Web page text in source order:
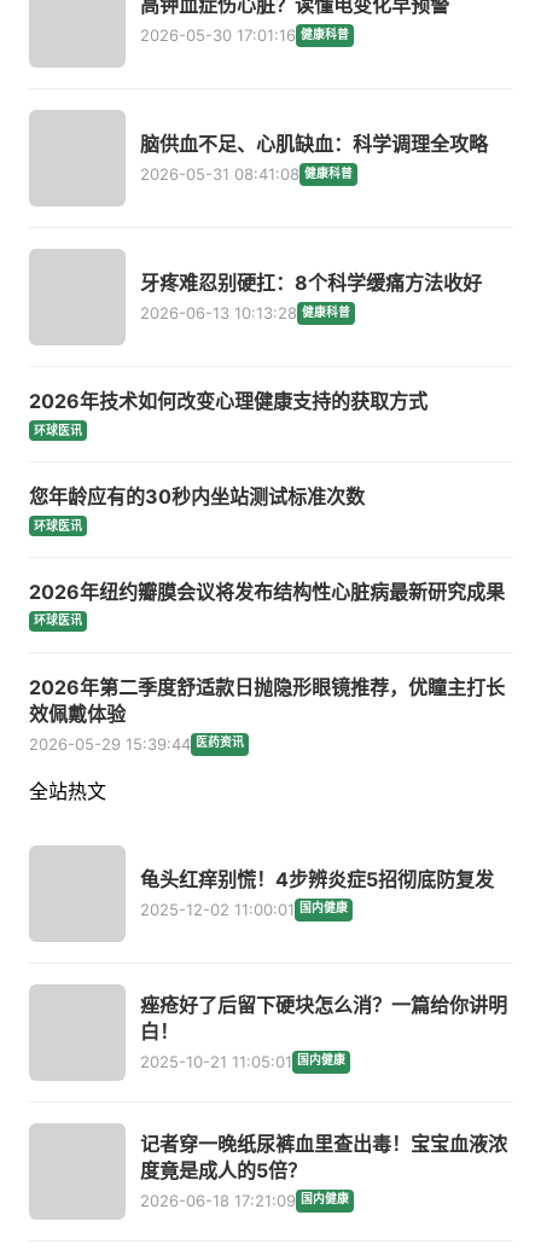
高钾血症伤心脏？读懂电变化早预警
2026-05-30 17:01:16 健康科普
脑供血不足、心肌缺血：科学调理全攻略
2026-05-31 08:41:08 健康科普
牙疼难忍别硬扛：8个科学缓痛方法收好
2026-06-13 10:13:28 健康科普
2026年技术如何改变心理健康支持的获取方式
环球医讯
您年龄应有的30秒内坐站测试标准次数
环球医讯
2026年纽约瓣膜会议将发布结构性心脏病最新研究成果
环球医讯
2026年第二季度舒适款日抛隐形眼镜推荐，优瞳主打长
效佩戴体验
2026-05-29 15:39:44 医药资讯
全站热文
龟头红痒别慌！4步辨炎症5招彻底防复发
2025-12-02 11:00:01 国内健康
痤疮好了后留下硬块怎么消？一篇给你讲明
白！
2025-10-21 11:05:01 国内健康
记者穿一晚纸尿裤血里查出毒！宝宝血液浓
度竟是成人的5倍？
2026-06-18 17:21:09 国内健康